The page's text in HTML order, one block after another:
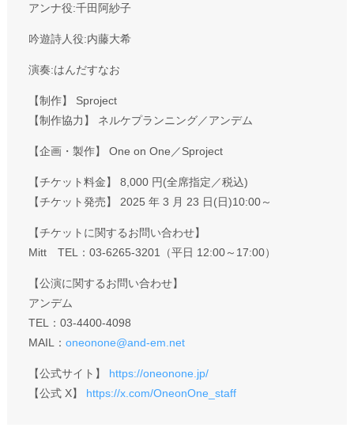
アンナ役:千田阿紗子
吟遊詩人役:内藤大希
演奏:はんだすなお
【制作】 Sproject
【制作協力】 ネルケプランニング／アンデム
【企画・製作】 One on One／Sproject
【チケット料金】 8,000 円(全席指定／税込)
【チケット発売】 2025 年 3 月 23 日(日)10:00～
【チケットに関するお問い合わせ】
Mitt TEL：03-6265-3201（平日 12:00～17:00）
【公演に関するお問い合わせ】
アンデム
TEL：03-4400-4098
MAIL： oneonone@and-em.net
【公式サイト】 https://oneonone.jp/
【公式 X】 https://x.com/OneonOne_staff